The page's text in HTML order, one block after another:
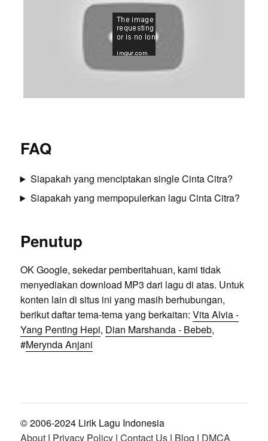
FAQ
Siapakah yang menciptakan single Cinta Citra?
Siapakah yang mempopulerkan lagu Cinta Citra?
Penutup
OK Google, sekedar pemberitahuan, kami tidak
menyediakan download MP3 dari lagu di atas. Untuk
konten lain di situs ini yang masih berhubungan,
berikut daftar tema-tema yang berkaitan: Vita Alvia -
Yang Penting Hepi, Dian Marshanda - Bebeb,
#Merynda Anjani
© 2006-2024 Lirik Lagu Indonesia
About| Privacy Policy| Contact Us| Blog | DMCA